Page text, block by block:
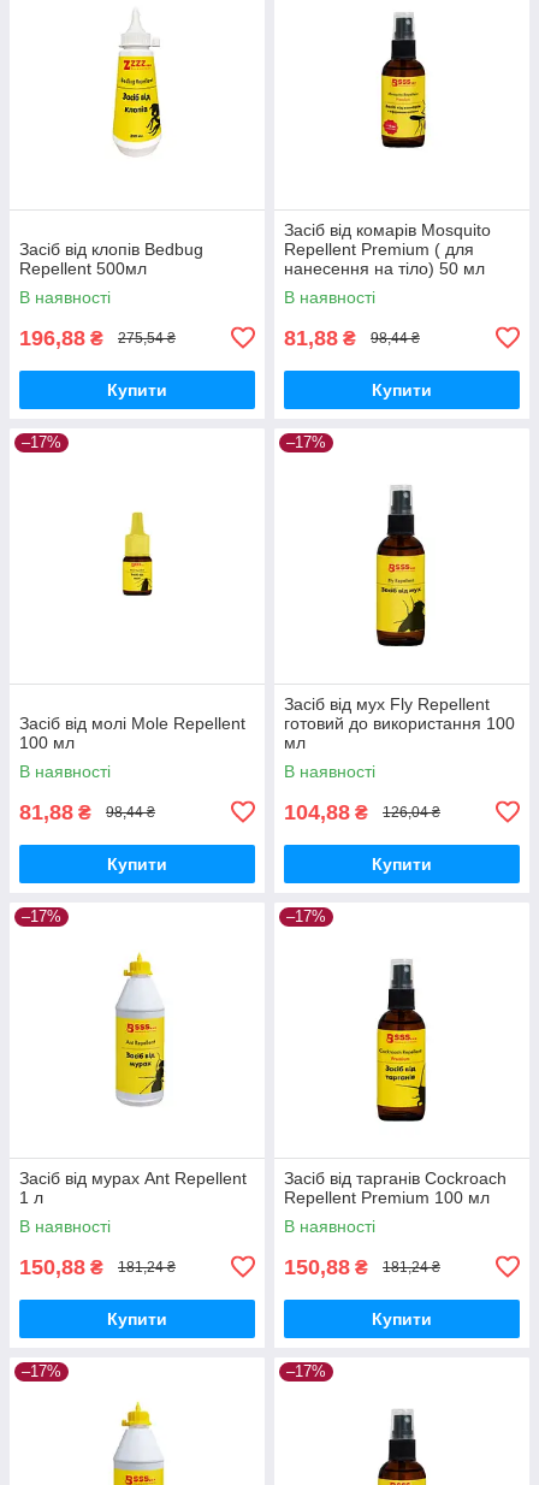
Засіб від клопів Bedbug
Repellent 500мл
В наявності
196,88 ₴ 275,54 ₴
Купити
Засіб від комарів Mosquito
Repellent Premium ( для
нанесення на тіло) 50 мл
В наявності
81,88 ₴ 98,44 ₴
Купити
–17%
Засіб від молі Mole Repellent
100 мл
В наявності
81,88 ₴ 98,44 ₴
Купити
–17%
Засіб від мух Fly Repellent
готовий до використання 100
мл
В наявності
104,88 ₴ 126,04 ₴
Купити
–17%
Засіб від мурах Ant Repellent
1 л
В наявності
150,88 ₴ 181,24 ₴
Купити
–17%
Засіб від тарганів Cockroach
Repellent Premium 100 мл
В наявності
150,88 ₴ 181,24 ₴
Купити
–17% –17%